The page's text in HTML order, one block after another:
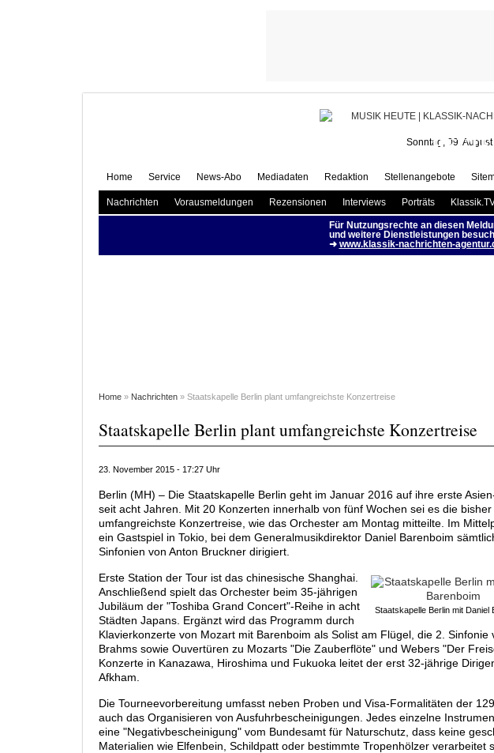
Staatskapelle
umfangreichste
HEUTE
Sonntag, 09.
Home Service News-Abo Mediadaten Redaktion Stellenangebote
Nachrichten Vorausmeldungen Rezensionen Interviews Porträts
Für Nutzungsrechte an diesen
und weitere Dienstleistungen
➜ www.klassik-nachrichten-
Home» Nachrichten» Staatskapelle Berlin plant umfangreichste Konzertreise
Staatskapelle Berlin plant umfangreichste Konzertreise
23. November 2015 - 17:27 Uhr
Berlin (MH) – Die Staatskapelle Berlin geht im Januar 2016 auf ihre erste
seit acht Jahren. Mit 20 Konzerten innerhalb von fünf Wochen sei es die bisher
umfangreichste Konzertreise, wie das Orchester am Montag mitteilte. Im
ein Gastspiel in Tokio, bei dem Generalmusikdirektor Daniel Barenboim
Sinfonien von Anton Bruckner dirigiert.
Staatskapelle Berlin mit Daniel
Erste Station der Tour ist das chinesische Shanghai.
Anschließend spielt das Orchester beim 35-jährigen
Jubiläum der "Toshiba Grand Concert"-Reihe in acht
Städten Japans. Ergänzt wird das Programm durch
Klavierkonzerte von Mozart mit Barenboim als Solist am Flügel, die 2. Sinfonie
Brahms sowie Ouvertüren zu Mozarts "Die Zauberflöte" und Webers "Der
Konzerte in Kanazawa, Hiroshima und Fukuoka leitet der erst 32-jährige
Afkham.
Die Tourneevorbereitung umfasst neben Proben und Visa-Formalitäten der
auch das Organisieren von Ausfuhrbescheinigungen. Jedes einzelne
eine "Negativbescheinigung" vom Bundesamt für Naturschutz, dass keine
Materialien wie Elfenbein, Schildpatt oder bestimmte Tropenhölzer verarbeitet